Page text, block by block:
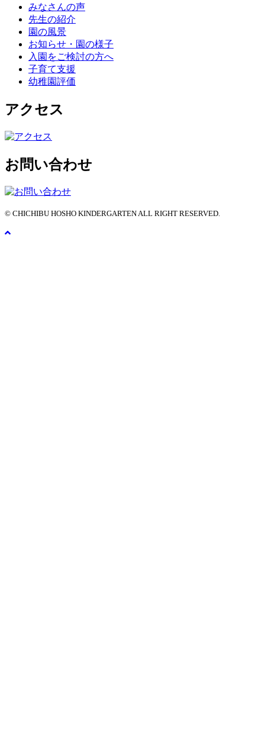
みなさんの声
先生の紹介
園の風景
お知らせ・園の様子
入園をご検討の方へ
子育て支援
幼稚園評価
アクセス
お問い合わせ
© CHICHIBU HOSHO KINDERGARTEN ALL RIGHT RESERVED.